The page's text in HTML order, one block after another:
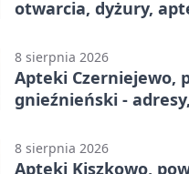
otwarcia, dyżury,
8 sierpnia 2026
Apteki Czerniejewo,
gnieźnieński -
8 sierpnia 2026
Apteki Kiszkowo,